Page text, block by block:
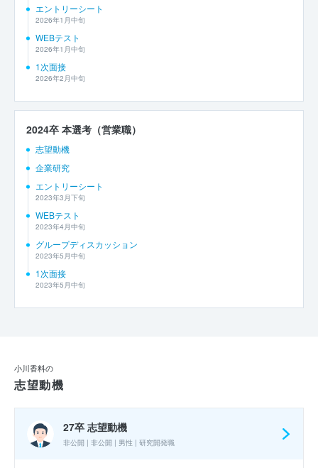
エントリーシート
2026年1月中旬
WEBテスト
2026年1月中旬
1次面接
2026年2月中旬
2024卒 本選考（営業職）
志望動機
企業研究
エントリーシート
2023年3月下旬
WEBテスト
2023年4月中旬
グループディスカッション
2023年5月中旬
1次面接
2023年5月中旬
小川香料の
志望動機
27卒 志望動機
非公開 | 非公開 | 男性 | 研究開発職